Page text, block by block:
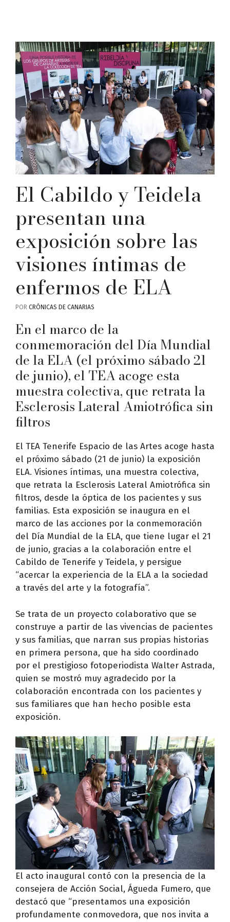
El Cabildo y Teidela
presentan una
exposición sobre las
visiones íntimas de
enfermos de ELA
POR CRÓNICAS DE CANARIAS
En el marco de la
conmemoración del Día Mundial
de la ELA (el próximo sábado 21
de junio), el TEA acoge esta
muestra colectiva, que retrata la
Esclerosis Lateral Amiotrófica sin
filtros
El TEA Tenerife Espacio de las Artes acoge hasta
el próximo sábado (21 de junio) la exposición
ELA. Visiones íntimas, una muestra colectiva,
que retrata la Esclerosis Lateral Amiotrófica sin
filtros, desde la óptica de los pacientes y sus
familias. Esta exposición se inaugura en el
marco de las acciones por la conmemoración
del Día Mundial de la ELA, que tiene lugar el 21
de junio, gracias a la colaboración entre el
Cabildo de Tenerife y Teidela, y persigue
“acercar la experiencia de la ELA a la sociedad
a través del arte y la fotografía”.
Se trata de un proyecto colaborativo que se
construye a partir de las vivencias de pacientes
y sus familias, que narran sus propias historias
en primera persona, que ha sido coordinado
por el prestigioso fotoperiodista Walter Astrada,
quien se mostró muy agradecido por la
colaboración encontrada con los pacientes y
sus familiares que han hecho posible esta
exposición.
El acto inaugural contó con la presencia de la
consejera de Acción Social, Águeda Fumero, que
destacó que “presentamos una exposición
profundamente conmovedora, que nos invita a